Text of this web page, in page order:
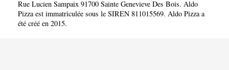
Rue Lucien Sampaix 91700 Sainte Genevieve Des Bois. Aldo
Pizza est immatriculée sous le SIREN 811015569. Aldo Pizza a
été créé en 2015.